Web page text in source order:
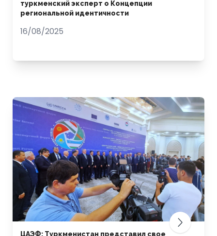
туркменский эксперт о Концепции
региональной идентичности
16/08/2025
ЦАЭФ: Туркменистан представил свое